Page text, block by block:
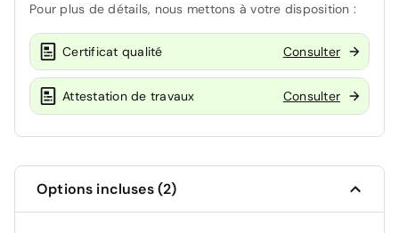
Pour plus de détails, nous mettons à votre disposition :
Certificat qualité Consulter
Attestation de travaux Consulter
Options incluses (2)